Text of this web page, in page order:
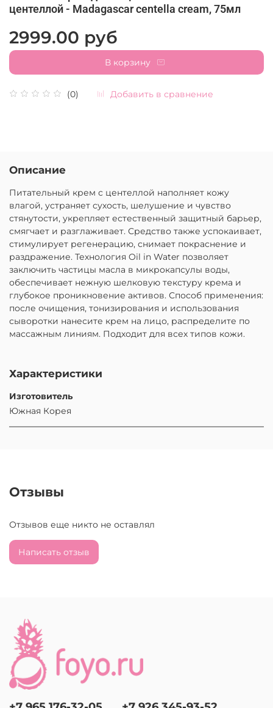
центеллой - Madagascar centella cream, 75мл
(0) Добавить в сравнение
2999.00 руб
В корзину
Описание
Питательный крем с центеллой наполняет кожу
влагой, устраняет сухость, шелушение и чувство
стянутости, укрепляет естественный защитный барьер,
смягчает и разглаживает. Средство также успокаивает,
стимулирует регенерацию, снимает покраснение и
раздражение. Технология Oil in Water позволяет
заключить частицы масла в микрокапсулы воды,
обеспечивает нежную шелковую текстуру крема и
глубокое проникновение активов. Способ применения:
после очищения, тонизирования и использования
сыворотки нанесите крем на лицо, распределите по
массажным линиям. Подходит для всех типов кожи.
Характеристики
Изготовитель
Южная Корея
Отзывы
Отзывов еще никто не оставлял
Написать отзыв